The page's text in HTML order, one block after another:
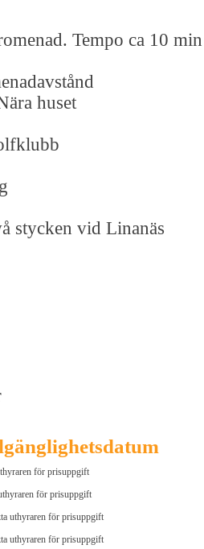
Tempo ca 10 min
huset
stycken vid Linanäs
för prisuppgift
för prisuppgift
uthyraren för prisuppgift
uthyraren för prisuppgift